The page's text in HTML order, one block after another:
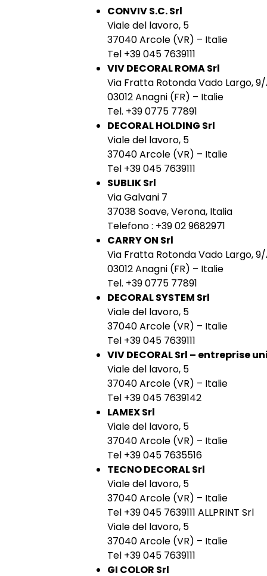
CONVIV S.C. Srl
Viale del lavoro, 5
37040 Arcole (VR) – Italie
Tel +39 045 7639111
VIV DECORAL ROMA Srl
Via Fratta Rotonda Vado Largo,
03012 Anagni (FR) – Italie
Tel. +39 0775 77891
DECORAL HOLDING Srl
Viale del lavoro, 5
37040 Arcole (VR) – Italie
Tel +39 045 7639111
SUBLIK Srl
Via Galvani 7
37038 Soave, Verona, Italia
Telefono : +39 02 9682971
CARRY ON Srl
Via Fratta Rotonda Vado Largo,
03012 Anagni (FR) – Italie
Tel. +39 0775 77891
DECORAL SYSTEM Srl
Viale del lavoro, 5
37040 Arcole (VR) – Italie
Tel +39 045 7639111
VIV DECORAL Srl – entreprise
Viale del lavoro, 5
37040 Arcole (VR) – Italie
Tel +39 045 7639142
LAMEX Srl
Viale del lavoro, 5
37040 Arcole (VR) – Italie
Tel +39 045 7635516
TECNO DECORAL Srl
Viale del lavoro, 5
37040 Arcole (VR) – Italie
Tel +39 045 7639111 ALLPRINT Srl
Viale del lavoro, 5
37040 Arcole (VR) – Italie
Tel +39 045 7639111
GI COLOR Srl